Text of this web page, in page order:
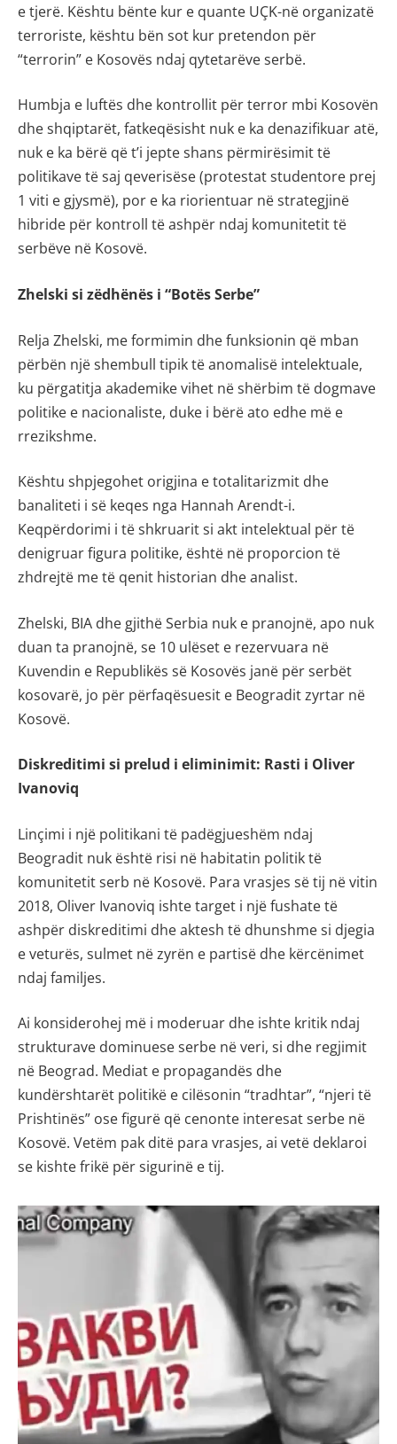
e tjerë. Kështu bënte kur e quante UÇK-në organizatë
terroriste, kështu bën sot kur pretendon për
“terrorin” e Kosovës ndaj qytetarëve serbë.
Humbja e luftës dhe kontrollit për terror mbi Kosovën
dhe shqiptarët, fatkeqësisht nuk e ka denazifikuar atë,
nuk e ka bërë që t’i jepte shans përmirësimit të
politikave të saj qeverisëse (protestat studentore prej
1 viti e gjysmë), por e ka riorientuar në strategjinë
hibride për kontroll të ashpër ndaj komunitetit të
serbëve në Kosovë.
Zhelski si zëdhënës i “Botës Serbe”
Relja Zhelski, me formimin dhe funksionin që mban
përbën një shembull tipik të anomalisë intelektuale,
ku përgatitja akademike vihet në shërbim të dogmave
politike e nacionaliste, duke i bërë ato edhe më e
rrezikshme.
Kështu shpjegohet origjina e totalitarizmit dhe
banaliteti i së keqes nga Hannah Arendt-i.
Keqpërdorimi i të shkruarit si akt intelektual për të
denigruar figura politike, është në proporcion të
zhdrejtë me të qenit historian dhe analist.
Zhelski, BIA dhe gjithë Serbia nuk e pranojnë, apo nuk
duan ta pranojnë, se 10 ulëset e rezervuara në
Kuvendin e Republikës së Kosovës janë për serbët
kosovarë, jo për përfaqësuesit e Beogradit zyrtar në
Kosovë.
Diskreditimi si prelud i eliminimit: Rasti i Oliver
Ivanoviq
Linçimi i një politikani të padëgjueshëm ndaj
Beogradit nuk është risi në habitatin politik të
komunitetit serb në Kosovë. Para vrasjes së tij në vitin
2018, Oliver Ivanoviq ishte target i një fushate të
ashpër diskreditimi dhe aktesh të dhunshme si djegia
e veturës, sulmet në zyrën e partisë dhe kërcënimet
ndaj familjes.
Ai konsiderohej më i moderuar dhe ishte kritik ndaj
strukturave dominuese serbe në veri, si dhe regjimit
në Beograd. Mediat e propagandës dhe
kundërshtarët politikë e cilësonin “tradhtar”, “njeri të
Prishtinës” ose figurë që cenonte interesat serbe në
Kosovë. Vetëm pak ditë para vrasjes, ai vetë deklaroi
se kishte frikë për sigurinë e tij.